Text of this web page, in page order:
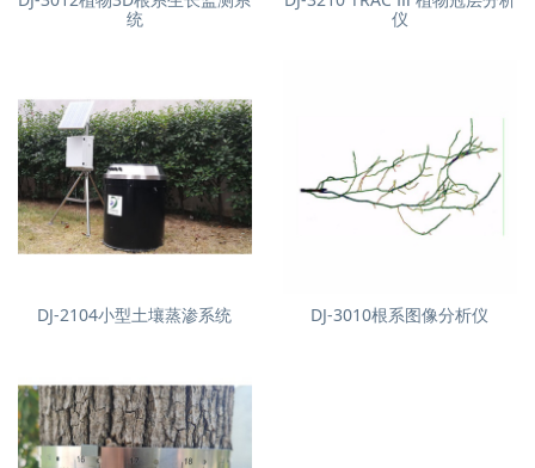
统
仪
DJ-2104小型土壤蒸渗系统 DJ-3010根系图像分析仪